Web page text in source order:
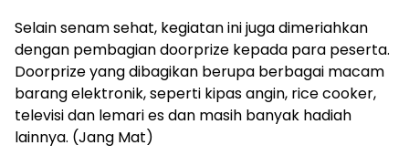
Selain senam sehat, kegiatan ini juga dimeriahkan
dengan pembagian doorprize kepada para peserta.
Doorprize yang dibagikan berupa berbagai macam
barang elektronik, seperti kipas angin, rice cooker,
televisi dan lemari es dan masih banyak hadiah
lainnya. (Jang Mat)